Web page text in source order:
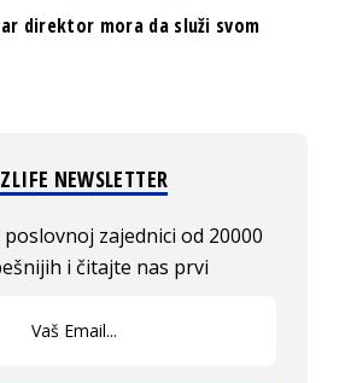
direktor mora da služi svom
NEWSLETTER
zajednici od 20000
i čitajte nas prvi